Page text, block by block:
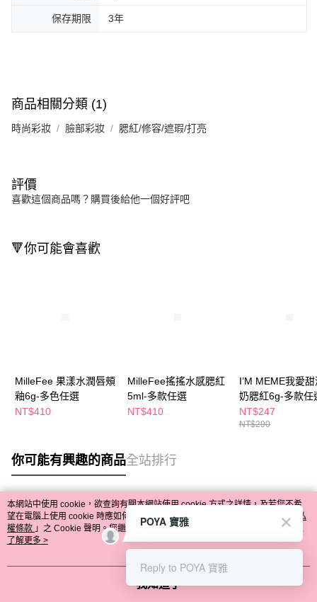
保存期限 3年
商品相關分類 (1)
時尚彩妝 臉部彩妝 腮紅/修容/遮瑕/打亮
評價
喜歡這個商品嗎？購買後給他一個好評吧
🔻你可能會喜歡
MilleFee 果漾水潤唇頰
釉6g-多色任選
NT$410
MilleFee搖搖水感腮紅
5ml-多款任選
NT$410
I’M MEME我愛
奶腮紅6g-多款任
NT$247
NT$290
你可能有興趣的商品全站排行
熱門標籤
本網站中使用 cookie，欲查詢有關本網站使用 cookie 方式之詳情，及若您不希
望在電腦上使用 cookie 時應如何變更電腦的 cookie 設定，請參閱本網站「 隱私
權條款 」之 Cookie 聲明。您繼續使用本網站即表示您同意本公司得按本網站使
用條款之 Cookie 聲明使用 cookie。
了解更多 >
我知道了
POYA 寶雅
Reply to POYA 寶雅